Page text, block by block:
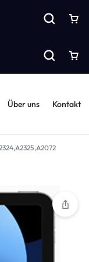
Über uns Kontakt